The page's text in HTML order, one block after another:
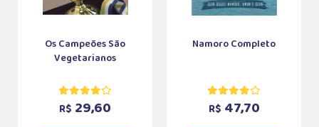
Os Campeões São
Vegetarianos
R$ 29,60
Namoro Completo
R$ 47,70